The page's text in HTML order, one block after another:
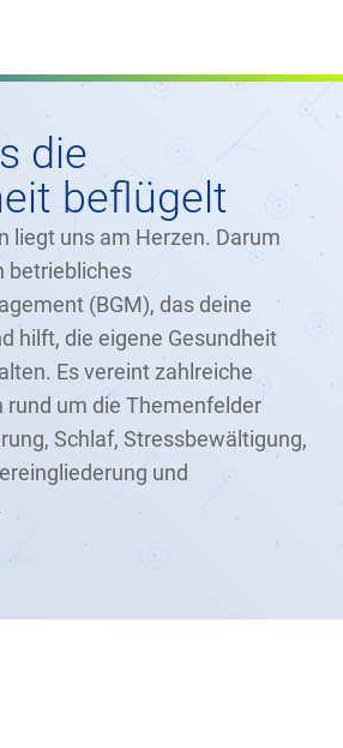
die
beflügelt
liegt uns am Herzen. Darum
betriebliches
(BGM), das deine
hilft, die eigene Gesundheit
Es vereint zahlreiche
rund um die Themenfelder
Schlaf, Stressbewältigung,
und